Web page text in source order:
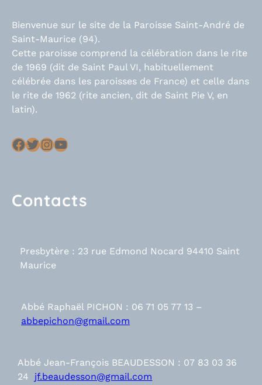
Bienvenue sur le site de la Paroisse Saint-André de
Saint-Maurice (94).
Cette paroisse comprend la célébration dans le rite
de 1969 (dit de Saint Paul VI, habituellement
célébrée dans les paroisses de France) et celle dans
le rite de 1962 (rite ancien, dit de Saint Pie V, en
latin).
Facebook Twitter InstagramYouTube
Contacts
Presbytère : 23 rue Edmond Nocard 94410 Saint
Maurice
Abbé Raphaël PICHON : 06 71 05 77 13 –
abbepichon@gmail.com
Abbé Jean-François BEAUDESSON : 07 83 03 36
24 jf.beaudesson@gmail.com